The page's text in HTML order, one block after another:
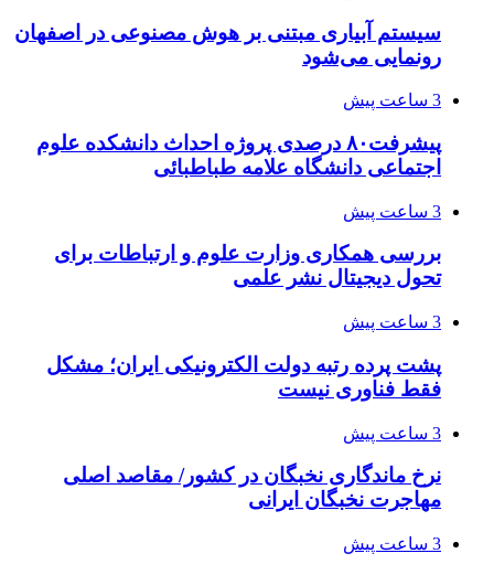
سیستم آبیاری مبتنی بر هوش مصنوعی در اصفهان
رونمایی می‌شود
3 ساعت پیش
پیشرفت۸۰ درصدی پروژه احداث دانشکده علوم
اجتماعی دانشگاه علامه طباطبائی
3 ساعت پیش
بررسی همکاری وزارت علوم و ارتباطات برای
تحول دیجیتال نشر علمی
3 ساعت پیش
پشت پرده رتبه دولت الکترونیکی ایران؛ مشکل
فقط فناوری نیست
3 ساعت پیش
نرخ ماندگاری نخبگان در کشور/ مقاصد اصلی
مهاجرت نخبگان ایرانی
3 ساعت پیش